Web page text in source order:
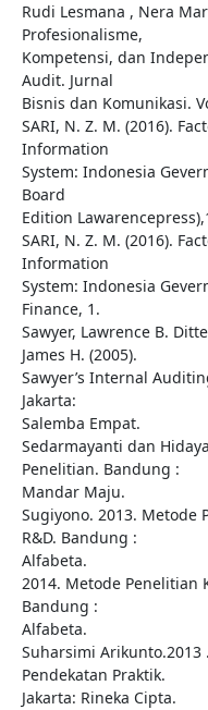
Rudi Lesmana , Nera
Profesionalisme,
Kompetensi, dan
Audit. Jurnal
Bisnis dan Komunikasi.
SARI, N. Z. M. (2016).
Information
System: Indonesia
Board
Edition
SARI, N. Z. M. (2016).
Information
System: Indonesia
Finance, 1.
Sawyer, Lawrence B.
James H. (2005).
Sawyer’s Internal
Jakarta:
Salemba Empat.
Sedarmayanti dan
Penelitian. Bandung :
Mandar Maju.
Sugiyono. 2013.
R&D. Bandung :
Alfabeta.
2014. Metode Penelitian
Bandung :
Alfabeta.
Suharsimi Arikunto.2013
Pendekatan Praktik.
Jakarta: Rineka Cipta.